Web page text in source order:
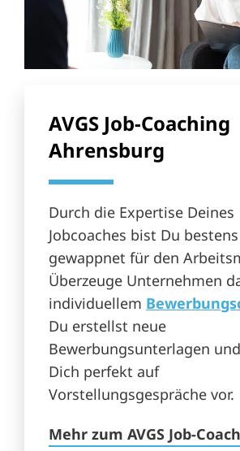
AVGS Job-Coaching
Ahrensburg
Durch die Expertise Deines
Jobcoaches bist Du bestens
gewappnet für den
Überzeuge Unternehmen
individuellem
Du erstellst neue
Bewerbungsunterlagen
Dich perfekt auf
Vorstellungsgespräche vor.
Mehr zum AVGS Job-